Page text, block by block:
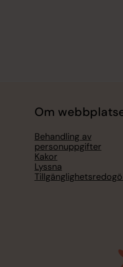
Om
Behandling av
personuppgifter
Kakor
Lyssna